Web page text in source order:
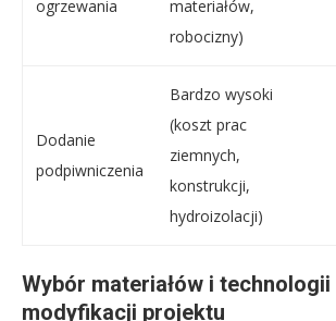
ogrzewania
materiałów,
robocizny)
Dodanie
podpiwniczenia
Bardzo wysoki
(koszt prac
ziemnych,
konstrukcji,
hydroizolacji)
Wybór materiałów i technologii
modyfikacji projektu